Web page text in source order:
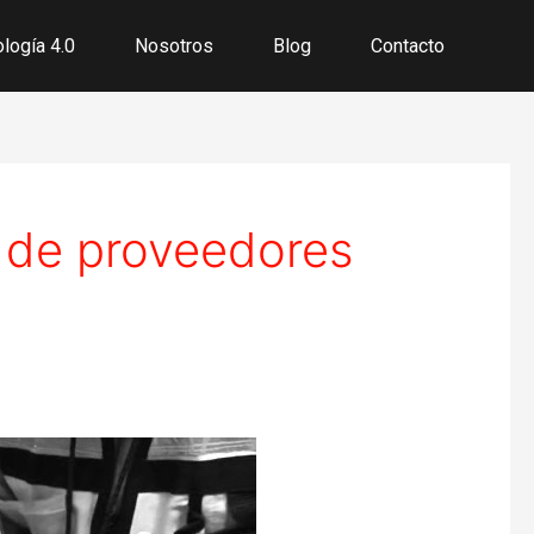
4.0 Nosotros Blog Contacto
proveedores